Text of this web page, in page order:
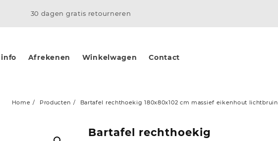
30 dagen gratis retourneren
Afrekenen Winkelwagen Contact
Home Producten Bartafel rechthoekig 180x80x102 cm massief eikenhout lichtbruin
Bartafel rechthoekig